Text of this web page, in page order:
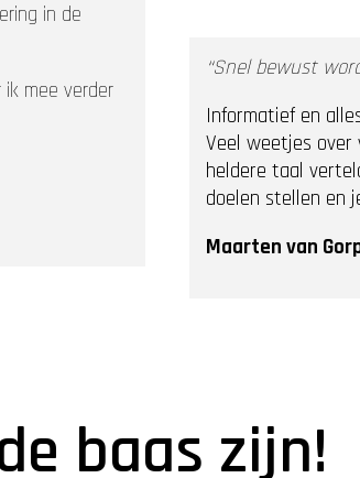
in de
mee verder
“Snel bewust
Informatief en
Veel weetjes over
heldere taal
doelen stellen en
Maarten van
baas zijn!